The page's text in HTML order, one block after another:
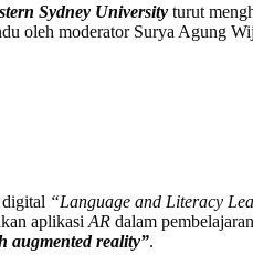
Sydney University turut
oleh moderator Surya Agung
“Language and Literacy
aplikasi AR dalam
augmented reality”.